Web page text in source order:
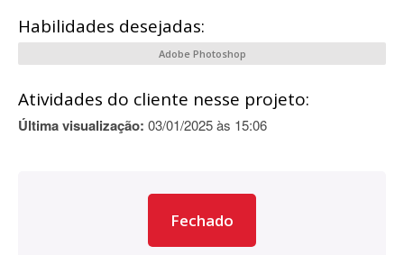
Habilidades desejadas:
Adobe Photoshop
Atividades do cliente nesse projeto:
Última visualização: 03/01/2025 às 15:06
Fechado